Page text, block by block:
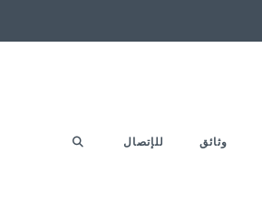
وثائق للإتصال